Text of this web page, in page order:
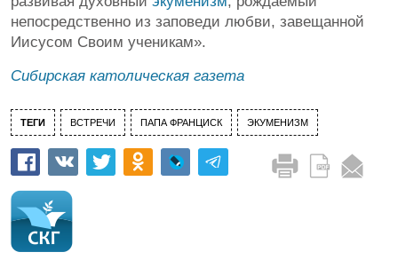
непосредственно из заповеди любви, завещанной
Иисусом Своим ученикам».
Сибирская католическая газета
ТЕГИ ВСТРЕЧИ ПАПА ФРАНЦИСК ЭКУМЕНИЗМ